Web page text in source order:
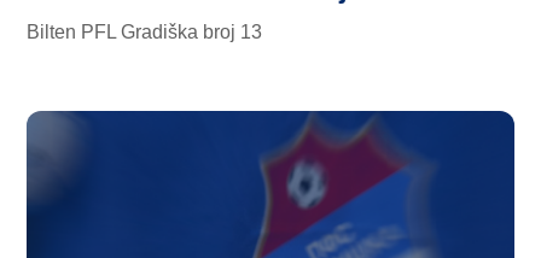
Bilten PFL Gradiška broj 13